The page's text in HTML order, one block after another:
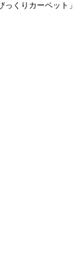
くりカーペット」